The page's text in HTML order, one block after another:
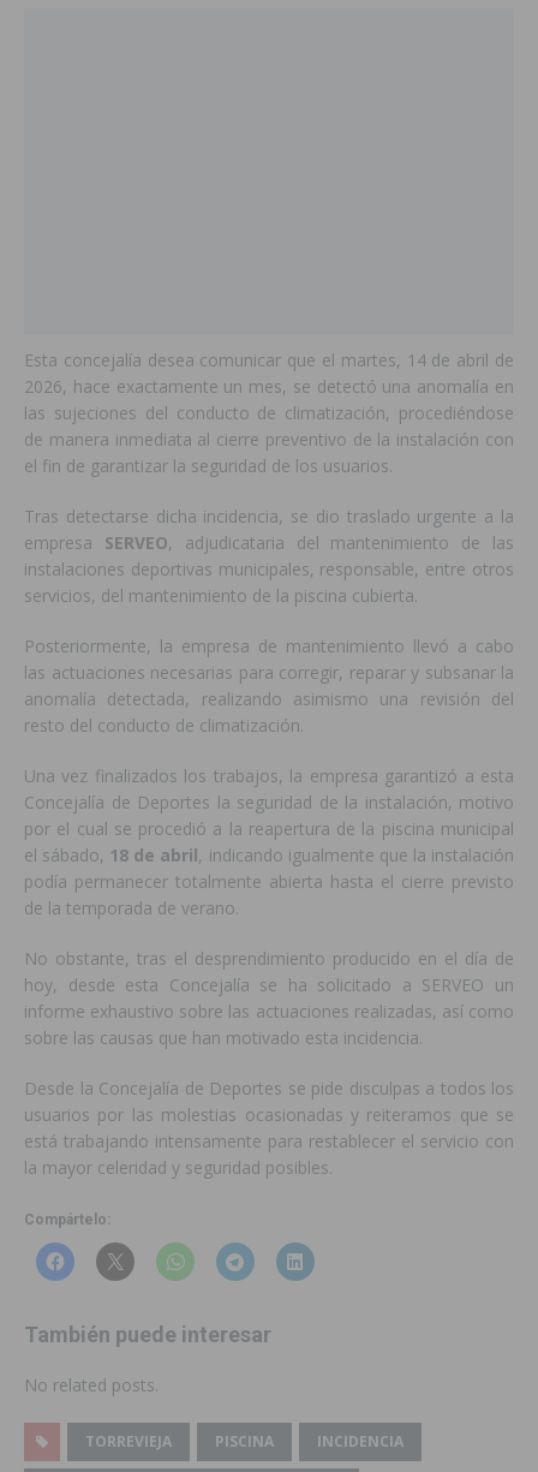
Esta concejalía desea comunicar que el martes, 14 de abril de
2026, hace exactamente un mes, se detectó una anomalía en
las sujeciones del conducto de climatización, procediéndose
de manera inmediata al cierre preventivo de la instalación con
el fin de garantizar la seguridad de los usuarios.
Tras detectarse dicha incidencia, se dio traslado urgente a la
empresa SERVEO, adjudicataria del mantenimiento de las
instalaciones deportivas municipales, responsable, entre otros
servicios, del mantenimiento de la piscina cubierta.
Posteriormente, la empresa de mantenimiento llevó a cabo
las actuaciones necesarias para corregir, reparar y subsanar la
anomalía detectada, realizando asimismo una revisión del
resto del conducto de climatización.
Una vez finalizados los trabajos, la empresa garantizó a esta
Concejalía de Deportes la seguridad de la instalación, motivo
por el cual se procedió a la reapertura de la piscina municipal
el sábado, 18 de abril, indicando igualmente que la instalación
podía permanecer totalmente abierta hasta el cierre previsto
de la temporada de verano.
No obstante, tras el desprendimiento producido en el día de
hoy, desde esta Concejalía se ha solicitado a SERVEO un
informe exhaustivo sobre las actuaciones realizadas, así como
sobre las causas que han motivado esta incidencia.
Desde la Concejalía de Deportes se pide disculpas a todos los
usuarios por las molestias ocasionadas y reiteramos que se
está trabajando intensamente para restablecer el servicio con
la mayor celeridad y seguridad posibles.
Compártelo:
También puede interesar
No related posts.
TORREVIEJA PISCINA INCIDENCIA